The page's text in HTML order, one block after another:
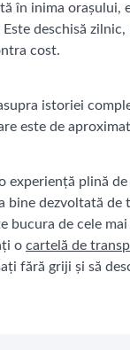
în inima orașului,
deschisă
cost.
istoriei
este de
experiență plină
bine dezvoltată
bucura de cele
o cartelă de
fără griji și să